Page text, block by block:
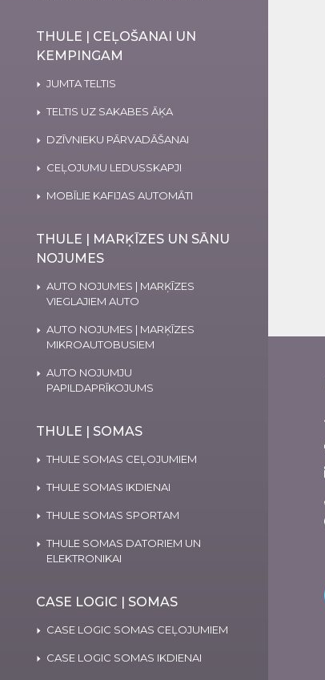
THULE | CEĻOŠANAI UN
KEMPINGAM
JUMTA TELTIS
TELTIS UZ SAKABES ĀĶA
DZĪVNIEKU PĀRVADĀŠANAI
CEĻOJUMU LEDUSSKAPJI
MOBĪLIE KAFIJAS AUTOMĀTI
THULE | MARĶĪZES UN SĀNU
NOJUMES
AUTO NOJUMES | MARĶĪZES
VIEGLAJIEM AUTO
AUTO NOJUMES | MARĶĪZES
MIKROAUTOBUSIEM
AUTO NOJUMJU
PAPILDAPRĪKOJUMS
THULE | SOMAS
THULE SOMAS CEĻOJUMIEM
THULE SOMAS IKDIENAI
THULE SOMAS SPORTAM
THULE SOMAS DATORIEM UN
ELEKTRONIKAI
CASE LOGIC | SOMAS
CASE LOGIC SOMAS CEĻOJUMIEM
CASE LOGIC SOMAS IKDIENAI